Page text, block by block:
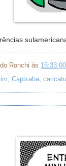
Ronchi às 15:33:00
Capixaba